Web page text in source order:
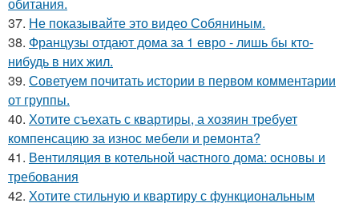
37. Не показывайте это видео Собяниным.
38. Французы отдают дома за 1 евро - лишь бы кто-
нибудь в них жил.
39. Советуем почитать истории в первом комментарии
от группы.
40. Хотите съехать с квартиры, а хозяин требует
компенсацию за износ мебели и ремонта?
41. Вентиляция в котельной частного дома: основы и
требования
42. Хотите стильную и квартиру с функциональным